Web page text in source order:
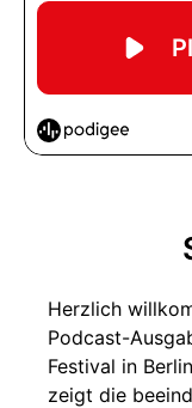
Herzlich
Podcast-
Festival in
zeigt die